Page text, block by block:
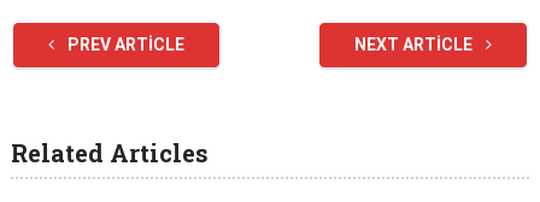
PREV ARTICLE NEXT ARTICLE
Related Articles